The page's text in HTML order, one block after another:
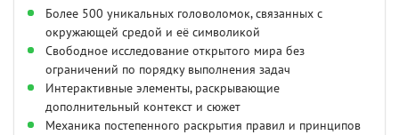
Более 500 уникальных головоломок, связанных с
окружающей средой и её символикой
Свободное исследование открытого мира без
ограничений по порядку выполнения задач
Интерактивные элементы, раскрывающие
дополнительный контекст и сюжет
Механика постепенного раскрытия правил и принципов